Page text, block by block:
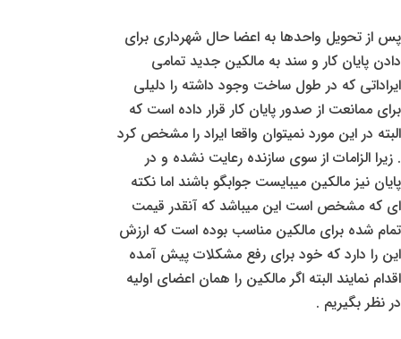
پس از تحویل واحدها به اعضا حال شهرداری برای
دادن پایان کار و سند به مالکین جدید تمامی
ایراداتی که در طول ساخت وجود داشته را دلیلی
برای ممانعت از صدور پایان کار قرار داده است که
البته در این مورد نمیتوان واقعا ایراد را مشخص کرد
. زیرا الزامات از سوی سازنده رعایت نشده و در
پایان نیز مالکین میبایست جوابگو باشند اما نکته
ای که مشخص است این میباشد که آنقدر قیمت
تمام شده برای مالکین مناسب بوده است که ارزش
این را دارد که خود برای رفع مشکلات پیش آمده
اقدام نمایند البته اگر مالکین را همان اعضای اولیه
در نظر بگیریم .